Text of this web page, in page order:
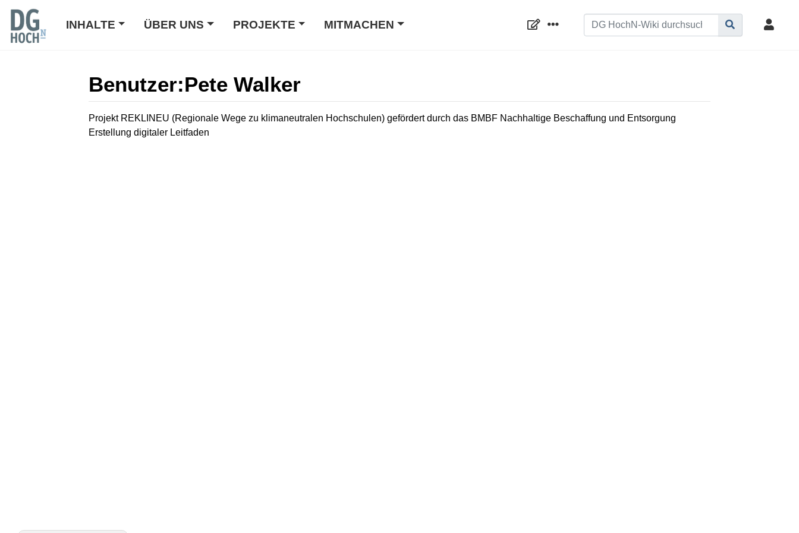
INHALTE ÜBER UNS PROJEKTE MITMACHEN
Benutzer:Pete Walker
Wechseln zu: Navigation,Suche
Projekt REKLINEU (Regionale Wege zu klimaneutralen Hochschulen) gefördert durch das BMBF Nachhaltige Beschaffung und Entsorgung
Erstellung digitaler Leitfaden